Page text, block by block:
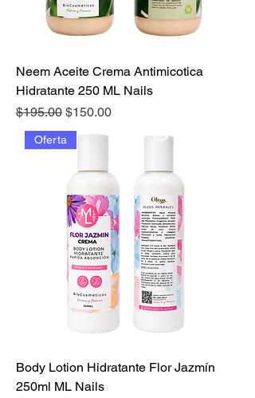
Neem Aceite Crema Antimicotica
Hidratante 250 ML Nails
Precio
$195.00 Precio de oferta
$150.00
Oferta
Body Lotion Hidratante Flor Jazmín
250ml ML Nails